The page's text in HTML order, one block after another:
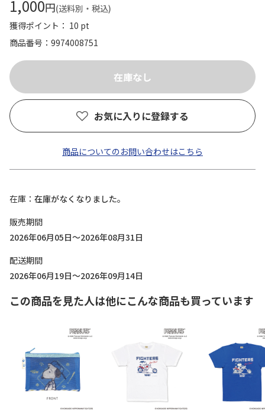
1,000円(送料別・税込)
獲得ポイント： 10 pt
商品番号
9974008751
お気に入りに登録する
商品についてのお問い合わせはこちら
在庫
在庫がなくなりました。
販売期間
2026年06月05日～2026年08月31日
配送期間
2026年06月19日～2026年09月14日
この商品を見た人は他にこんな商品も買っています